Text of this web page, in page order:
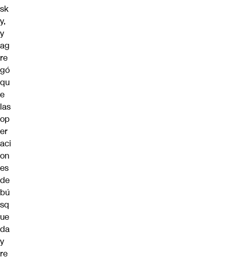
sk
y,
y
ag
re
gó
qu
e
las
op
er
aci
on
es
de
bú
sq
ue
da
y
re